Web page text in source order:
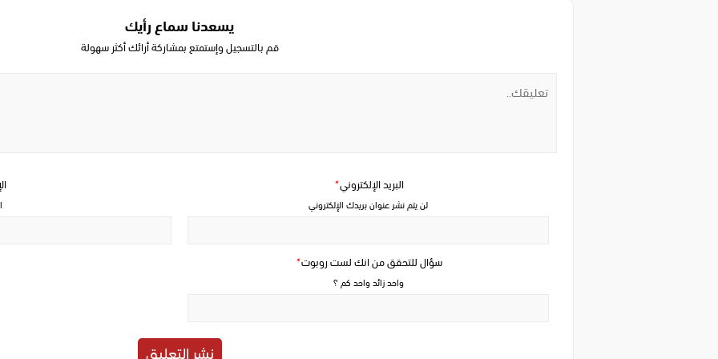
يسعدنا سماع رأيك
قم بالتسجيل وإستمتع بمشاركة أرائك أكثر سهولة
سؤال للتحقق من انك لست روبوت*
واحد زائد واحد كم ؟
البريد الإلكتروني*
لن يتم نشر عنوان بريدك الإلكتروني